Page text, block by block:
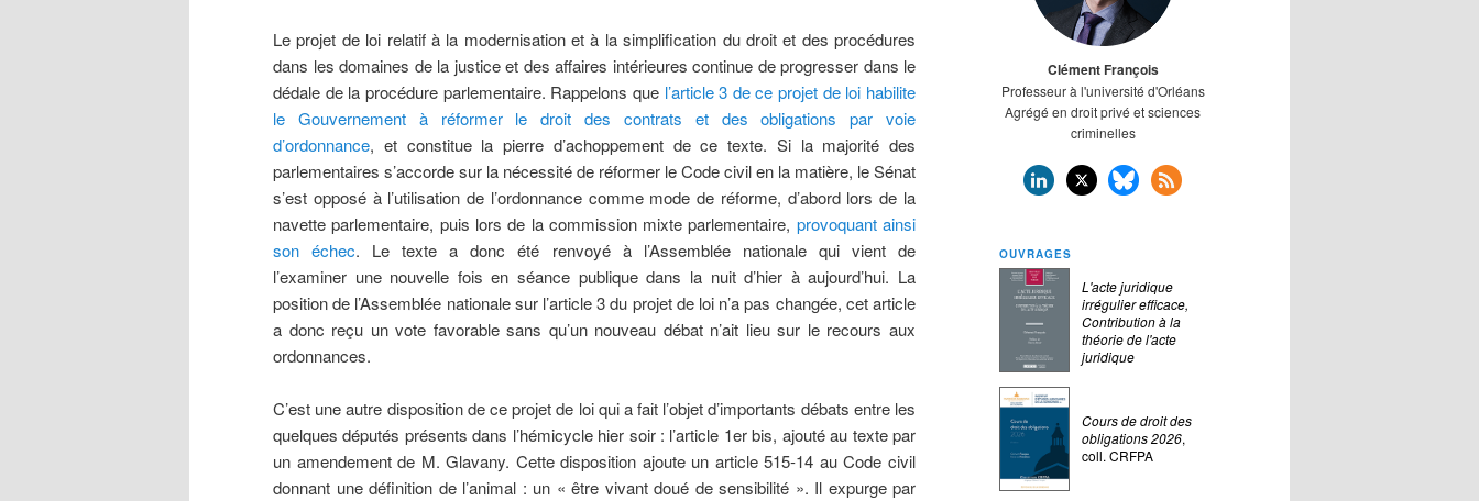
Le projet de loi relatif à la modernisation et à la simplification du droit et des procédures
dans les domaines de la justice et des affaires intérieures continue de progresser dans le
dédale de la procédure parlementaire. Rappelons que l’article 3 de ce projet de loi habilite
le Gouvernement à réformer le droit des contrats et des obligations par voie
d’ordonnance, et constitue la pierre d’achoppement de ce texte. Si la majorité des
parlementaires s’accorde sur la nécessité de réformer le Code civil en la matière, le Sénat
s’est opposé à l’utilisation de l’ordonnance comme mode de réforme, d’abord lors de la
navette parlementaire, puis lors de la commission mixte parlementaire, provoquant ainsi
son échec. Le texte a donc été renvoyé à l’Assemblée nationale qui vient de
l’examiner une nouvelle fois en séance publique dans la nuit d’hier à aujourd’hui. La
position de l’Assemblée nationale sur l’article 3 du projet de loi n’a pas changée, cet article
a donc reçu un vote favorable sans qu’un nouveau débat n’ait lieu sur le recours aux
ordonnances.
C’est une autre disposition de ce projet de loi qui a fait l’objet d’importants débats entre les
quelques députés présents dans l’hémicycle hier soir : l’article 1er bis, ajouté au texte par
un amendement de M. Glavany. Cette disposition ajoute un article 515-14 au Code civil
donnant une définition de l’animal : un « être vivant doué de sensibilité ». Il expurge par
Clément François
Professeur à l'université d'Orléans
Agrégé en droit privé et sciences
criminelles
OUVRAGES
L'acte juridique
irrégulier efficace,
Contribution à la
théorie de l'acte
juridique
Cours de droit des
obligations 2026,
coll. CRFPA